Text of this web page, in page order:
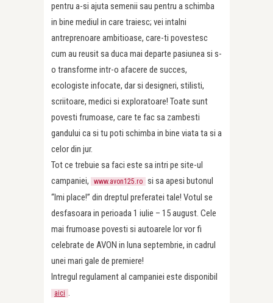
pentru a-si ajuta semenii sau pentru a schimba
in bine mediul in care traiesc; vei intalni
antreprenoare ambitioase, care-ti povestesc
cum au reusit sa duca mai departe pasiunea si s-
o transforme intr-o afacere de succes,
ecologiste infocate, dar si designeri, stilisti,
scriitoare, medici si exploratoare! Toate sunt
povesti frumoase, care te fac sa zambesti
gandului ca si tu poti schimba in bine viata ta si a
celor din jur.
Tot ce trebuie sa faci este sa intri pe site-ul
campaniei,
www.avon125.ro si sa apesi butonul
“Imi place!” din dreptul preferatei tale! Votul se
desfasoara in perioada 1 iulie – 15 august. Cele
mai frumoase povesti si autoarele lor vor fi
celebrate de AVON in luna septembrie, in cadrul
unei mari gale de premiere!
Intregul regulament al campaniei este disponibil
aici .